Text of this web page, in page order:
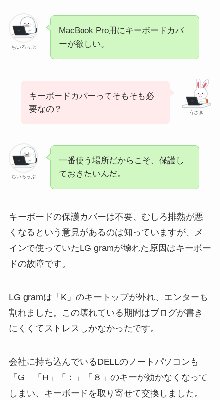
ちいろっぷ
MacBook Pro用にキーボードカバ
ーが欲しい。
うさぎ
キーボードカバーってそもそも必
要なの？
ちいろっぷ
一番使う場所だからこそ、保護し
ておきたいんだ。
キーボードの保護カバーは不要、むしろ排熱が悪
くなるという意見があるのは知っていますが、メ
インで使っていたLG gramが壊れた原因はキーボー
ドの故障です。
LG gramは「K」のキートップが外れ、エンターも
割れました。この壊れている期間はブログが書き
にくくてストレスしかなかったです。
会社に持ち込んでいるDELLのノートパソコンも
「G」「H」「：」「８」のキーが効かなくなって
しまい、キーボードを取り寄せて交換しました。